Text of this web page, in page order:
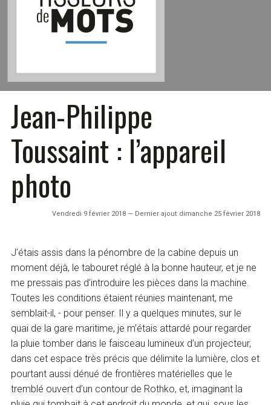
Jean-Philippe
Toussaint : l’appareil
photo
Vendredi 9 février 2018 — Dernier ajout dimanche 25 février 2018
J’étais assis dans la pénombre de la cabine depuis un
moment déjà, le tabouret réglé à la bonne hauteur, et je ne
me pressais pas d’introduire les pièces dans la machine.
Toutes les conditions étaient réunies maintenant, me
semblait-il, - pour penser. Il y a quelques minutes, sur le
quai de la gare maritime, je m’étais attardé pour regarder
la pluie tomber dans le faisceau lumineux d’un projecteur,
dans cet espace très précis que délimite la lumière, clos et
pourtant aussi dénué de frontières matérielles que le
tremblé ouvert d’un contour de Rothko, et, imaginant la